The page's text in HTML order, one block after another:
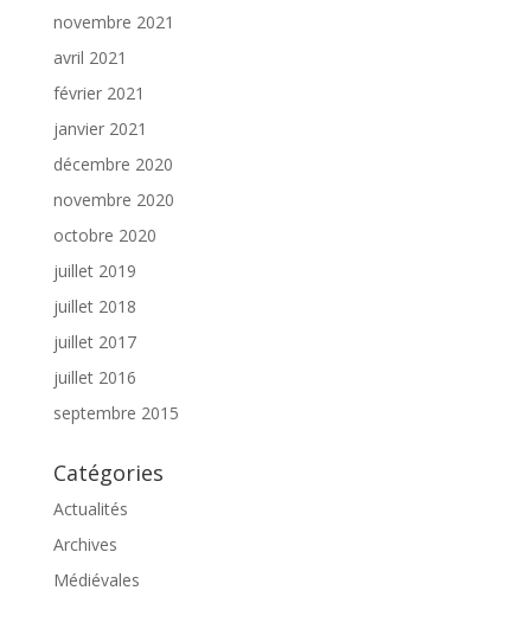
novembre 2021
avril 2021
février 2021
janvier 2021
décembre 2020
novembre 2020
octobre 2020
juillet 2019
juillet 2018
juillet 2017
juillet 2016
septembre 2015
Catégories
Actualités
Archives
Médiévales